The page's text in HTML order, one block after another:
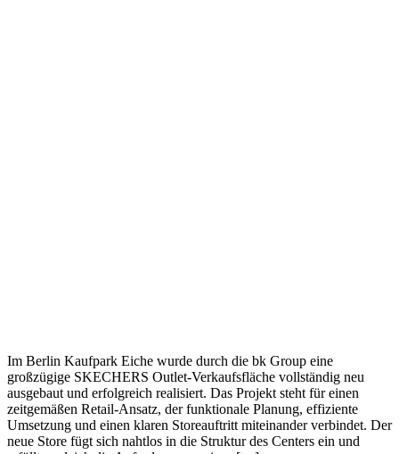
Im Berlin Kaufpark Eiche wurde durch die bk Group eine
großzügige SKECHERS Outlet-Verkaufsfläche vollständig neu
ausgebaut und erfolgreich realisiert. Das Projekt steht für einen
zeitgemäßen Retail-Ansatz, der funktionale Planung, effiziente
Umsetzung und einen klaren Storeauftritt miteinander verbindet. Der
neue Store fügt sich nahtlos in die Struktur des Centers ein und